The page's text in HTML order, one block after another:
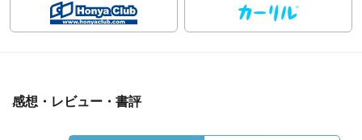
感想・レビュー・書評